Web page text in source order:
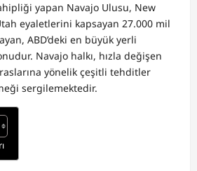
yapan Navajo Ulusu, New
eyaletlerini kapsayan 27.000 mil
ABD’deki en büyük yerli
Navajo halkı, hızla değişen
yönelik çeşitli tehditler
sergilemektedir.